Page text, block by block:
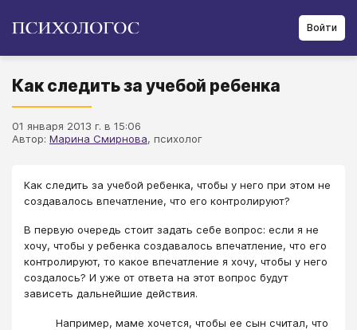
Войти
Как следить за учебой ребенка
01 января 2013 г. в 15:06
Автор: Марина Смирнова, психолог
Как следить за учебой ребенка, чтобы у него при этом не
создавалось впечатление, что его контролируют?
В первую очередь стоит задать себе вопрос: если я не
хочу, чтобы у ребенка создавалось впечатление, что его
контролируют, то какое впечатление я хочу, чтобы у него
создалось? И уже от ответа на этот вопрос будут
зависеть дальнейшие действия.
Например, маме хочется, чтобы ее сын считал, что